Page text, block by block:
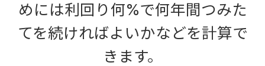
めには利回り何%で何年間つみた
てを続ければよいかなどを計算で
きます。